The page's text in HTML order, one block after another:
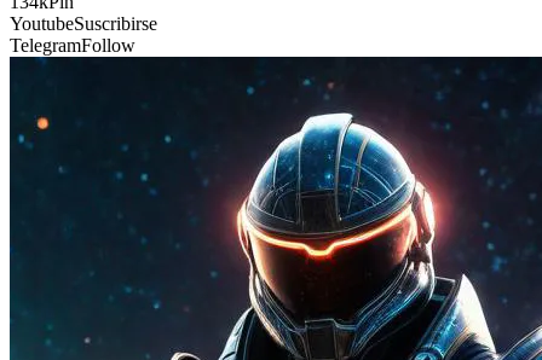
YoutubeSuscribirse
TelegramFollow